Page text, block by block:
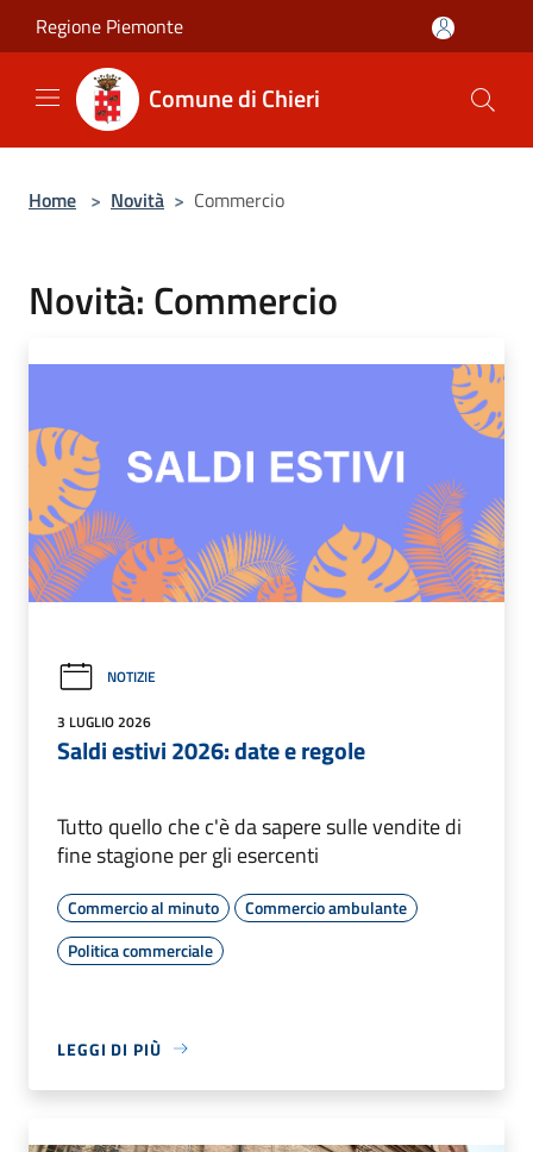
Salta al contenuto principale
Regione Piemonte
Comune di Chieri
Home > Novità > Commercio
Novità: Commercio
NOTIZIE
3 LUGLIO 2026
Saldi estivi 2026: date e regole
Tutto quello che c'è da sapere sulle vendite di
fine stagione per gli esercenti
Commercio al minuto
Commercio ambulante
Politica commerciale
LEGGI DI PIÙ